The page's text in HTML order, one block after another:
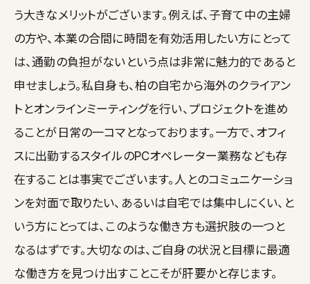
う大きなメリットがございます。例えば、子育て中の主婦
の方や、本業の合間に時間を有効活用したい方にとって
は、通勤の負担がないという点は非常に魅力的であると
申せましょう。私自身も、柏の自宅から海外のクライアン
トとオンラインミーティングを行い、プロジェクトを進め
ることが日常の一コマとなっております。一方で、オフィ
スに出勤するスタイルのPCオペレーター業務なども存
在することは事実でございます。人とのコミュニケーショ
ンを対面で取りたい、あるいは自宅では集中しにくい、と
いう方にとっては、このような働き方も選択肢の一つと
なるはずです。大切なのは、ご自身の状況と目標に最適
な働き方を見つけ出すことこそが肝要かと存じます。